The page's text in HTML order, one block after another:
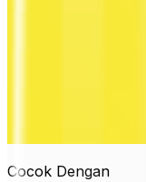
Cocok Dengan